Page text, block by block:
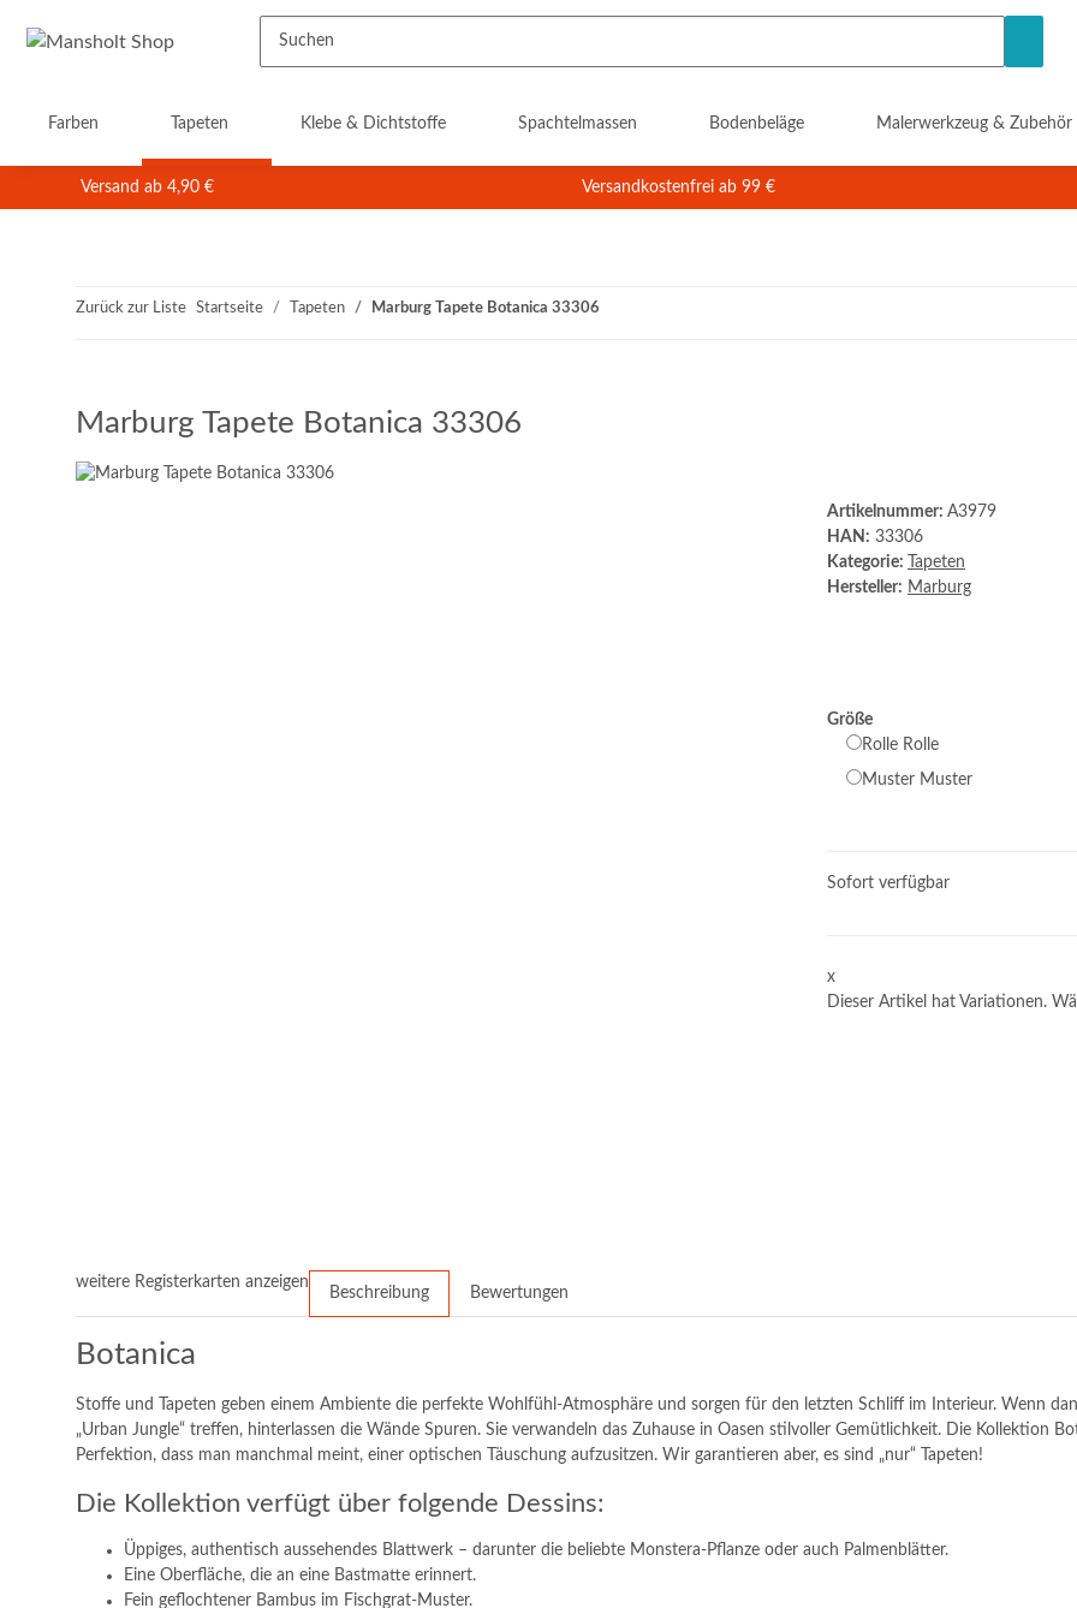
Farben Tapeten Klebe & Dichtstoffe Spachtelmassen Bodenbeläge Malerwerkzeug & Zubehör
Versand ab 4,90 € Versandkostenfrei ab 99 €
Zurück zur Liste Startseite Tapeten Marburg Tapete Botanica 33306
Marburg Tapete Botanica 33306
Artikelnummer: A3979
HAN: 33306
Kategorie:
Tapeten
Hersteller: Marburg
Größe
Rolle Rolle
Muster Muster
Sofort verfügbar
x
Dieser Artikel hat Variationen.
weitere Registerkarten anzeigen
Beschreibung Bewertungen
Botanica
Stoffe und Tapeten geben einem Ambiente die perfekte Wohlfühl-Atmosphäre und sorgen für den letzten Schliff im Interieur. Wenn
„Urban Jungle“ treffen, hinterlassen die Wände Spuren. Sie verwandeln das Zuhause in Oasen stilvoller Gemütlichkeit. Die Kollektion
Perfektion, dass man manchmal meint, einer optischen Täuschung aufzusitzen. Wir garantieren aber, es sind „nur“ Tapeten!
Die Kollektion verfügt über folgende Dessins:
Üppiges, authentisch aussehendes Blattwerk – darunter die beliebte Monstera-Pflanze oder auch Palmenblätter.
Eine Oberfläche, die an eine Bastmatte erinnert.
Fein geflochtener Bambus im Fischgrat-Muster.